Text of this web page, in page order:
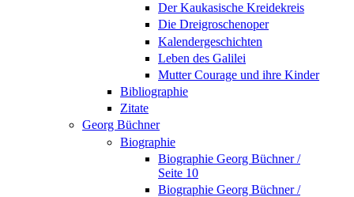
Der Kaukasische Kreidekreis
Die Dreigroschenoper
Kalendergeschichten
Leben des Galilei
Mutter Courage und ihre Kinder
Bibliographie
Zitate
Georg Büchner
Biographie
Biographie Georg Büchner /
Seite 10
Biographie Georg Büchner /